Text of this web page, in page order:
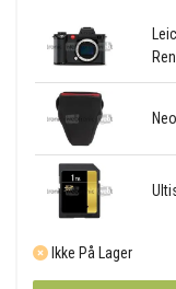
Ikke På Lager